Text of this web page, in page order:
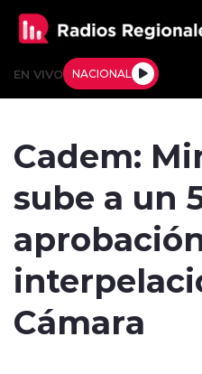
EN VIVO NACIONAL
Cadem:
sube a un
Cámara